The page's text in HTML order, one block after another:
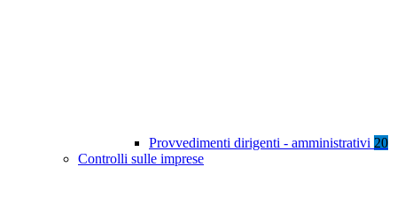
Provvedimenti dirigenti - amministrativi 20
Controlli sulle imprese